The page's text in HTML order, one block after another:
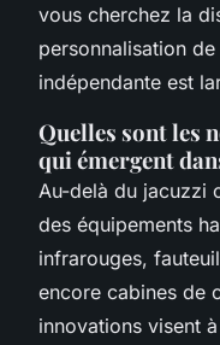
vous cherchez la
personnalisation de
indépendante est
Quelles sont les
qui émergent
Au-delà du jacuzzi
des équipements
infrarouges,
encore cabines de
innovations visent